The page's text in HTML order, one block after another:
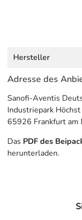
Insulin erforderlich ist.
Gegenanzeigen
Was spricht gegen
-
- Neigung zur
Welche Altersgruppe
- Schwangerschaft:
Hersteller
Adresse des
Sanofi-Aventis
Industriepark
65926 Frankfurt am
Das PDF des
herunterladen.